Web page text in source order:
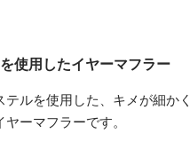
使用したイヤーマフラー
テルを使用した、キメが細か
ーマフラーです。